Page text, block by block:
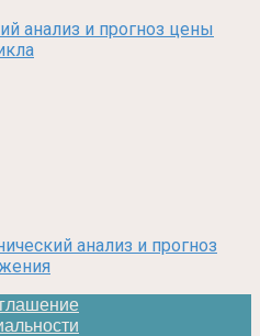
анализ и прогноз цены
анализ и прогноз